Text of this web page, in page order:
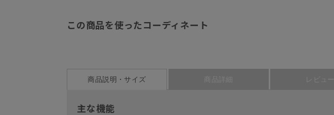
この商品を使ったコーディネート
商品説明・サイズ 商品詳細 レビュー
主な機能